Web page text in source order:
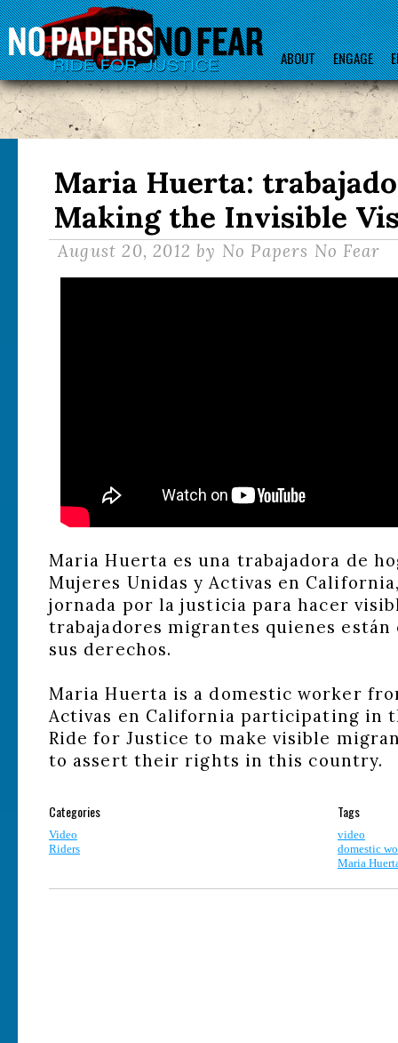
ABOUT ENGAGE
Maria Huerta:
Making the Invisible
August 20, 2012 by No Papers No Fear
Maria Huerta es una trabajadora de
Mujeres Unidas y Activas en
jornada por la justicia para hacer
trabajadores migrantes quienes
sus derechos.
Maria Huerta is a domestic worker
Activas en California participating in
Ride for Justice to make visible
to assert their rights in this country.
Categories
Video
Riders
Tags
video
domestic
Maria